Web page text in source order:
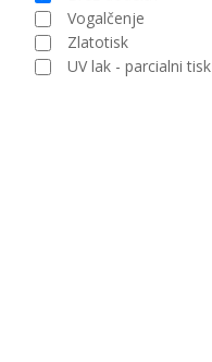
Vogalčenje
Zlatotisk
UV lak - parcialni tisk